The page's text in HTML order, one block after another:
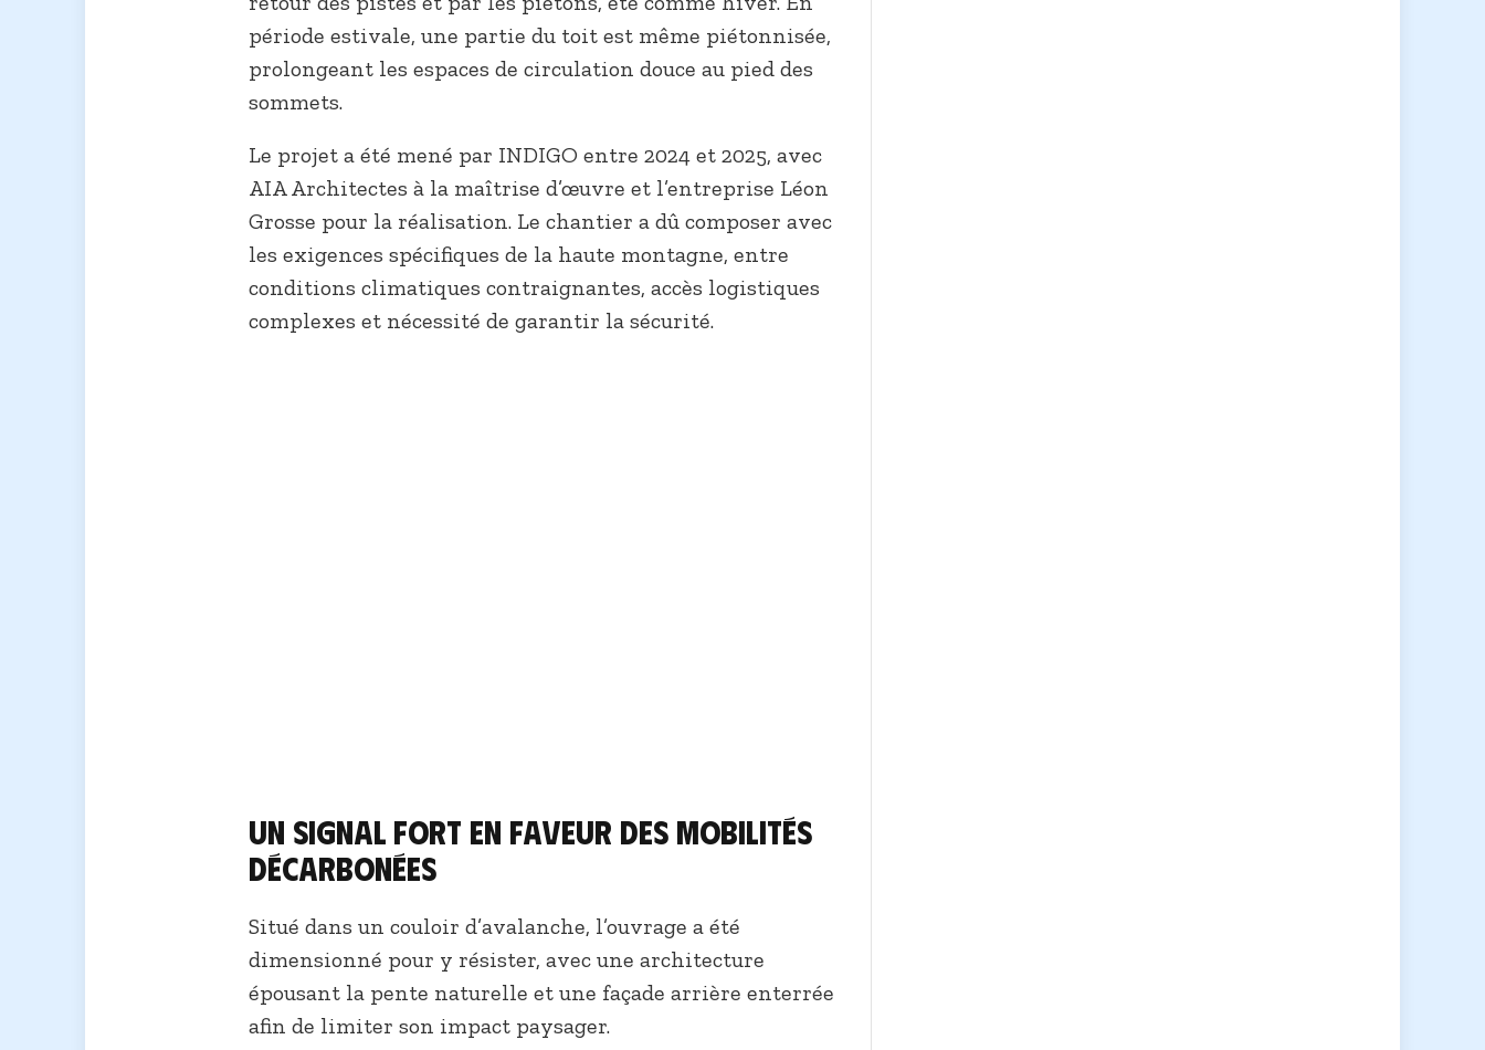
période estivale, une partie du toit est même piétonnisée,
prolongeant les espaces de circulation douce au pied des
sommets.
Le projet a été mené par INDIGO entre 2024 et 2025, avec
AIA Architectes à la maîtrise d’œuvre et l’entreprise Léon
Grosse pour la réalisation. Le chantier a dû composer avec
les exigences spécifiques de la haute montagne, entre
conditions climatiques contraignantes, accès logistiques
complexes et nécessité de garantir la sécurité.
Un signal fort en faveur des mobilités
décarbonées
Situé dans un couloir d’avalanche, l’ouvrage a été
dimensionné pour y résister, avec une architecture
épousant la pente naturelle et une façade arrière enterrée
afin de limiter son impact paysager.